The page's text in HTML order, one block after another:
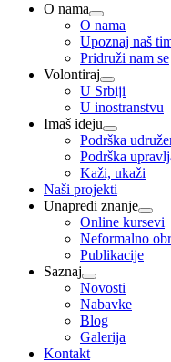
O nama
O nama
Upoznaj naš
Pridruži nam se
Volontiraj
U Srbiji
U inostranstvu
Imaš ideju
Podrška
Podrška
Kaži, ukaži
Naši projekti
Unapredi znanje
Online kursevi
Neformalno
Publikacije
Saznaj
Novosti
Nabavke
Blog
Galerija
Kontakt